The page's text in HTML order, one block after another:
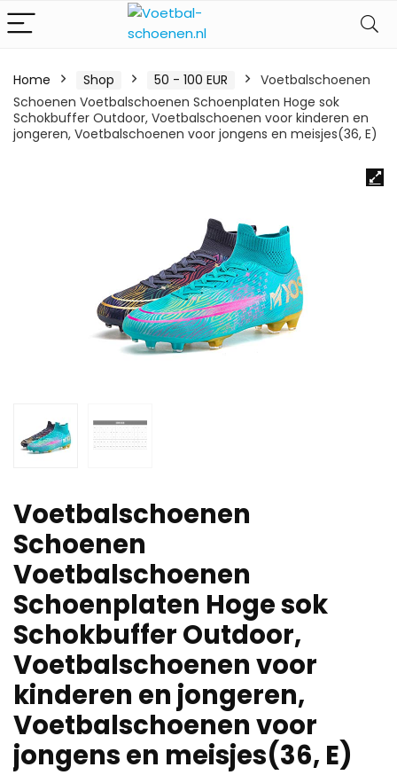
Home Shop 50 - 100 EUR
Voetbalschoenen
Schoenen Voetbalschoenen Schoenplaten Hoge sok
Schokbuffer Outdoor, Voetbalschoenen voor kinderen en
jongeren, Voetbalschoenen voor jongens en meisjes(36, E)
Voetbalschoenen
Schoenen
Voetbalschoenen
Schoenplaten Hoge sok
Schokbuffer Outdoor,
Voetbalschoenen voor
kinderen en jongeren,
Voetbalschoenen voor
jongens en meisjes(36, E)